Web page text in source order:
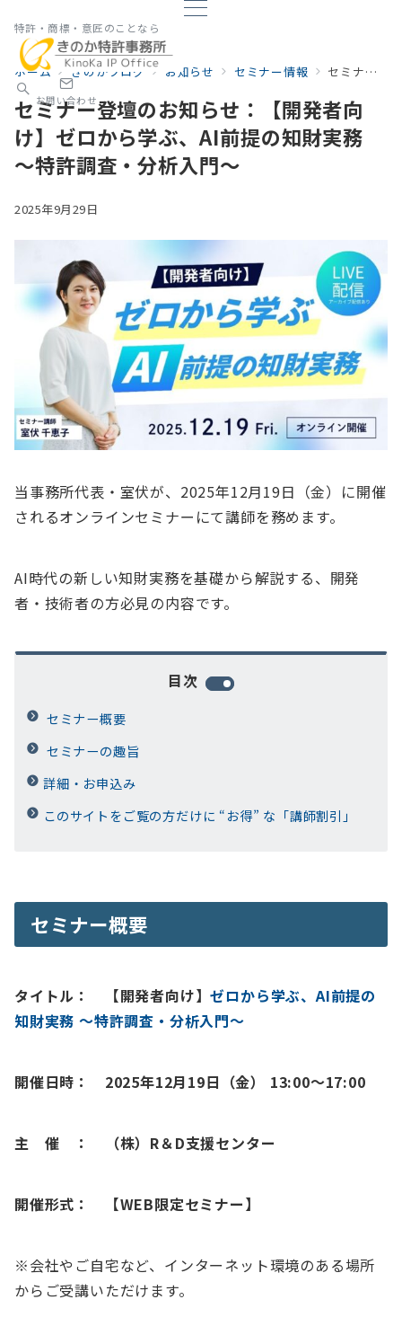
特許・商標・意匠のことなら
お問い合わせ
ホーム きのかブログ お知らせ セミナー情報 セミナー登壇のお知らせ：【開発者向け】ゼロから学ぶ、AI前提の知財実務 ～特許調査・分析入門～
セミナー登壇のお知らせ：【開発者向
け】ゼロから学ぶ、AI前提の知財実務
～特許調査・分析入門～
2025年9月29日
当事務所代表・室伏が、2025年12月19日（金）に開催
されるオンラインセミナーにて講師を務めます。
AI時代の新しい知財実務を基礎から解説する、開発
者・技術者の方必見の内容です。
目次
セミナー概要
セミナーの趣旨
詳細・お申込み
このサイトをご覧の方だけに “お得” な「講師割引」
セミナー概要
タイトル： 【開発者向け】ゼロから学ぶ、AI前提の
知財実務 ～特許調査・分析入門～
開催日時： 2025年12月19日（金） 13:00～17:00
主 催 ： （株）R＆D支援センター
開催形式： 【WEB限定セミナー】
※会社やご自宅など、インターネット環境のある場所
からご受講いただけます。